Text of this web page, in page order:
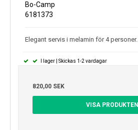
Bo-Camp
6181373
Elegant servis i melamin för 4 personer.
I lager | Skickas 1-2 vardagar
820,00 SEK
VISA PRODUKTEN